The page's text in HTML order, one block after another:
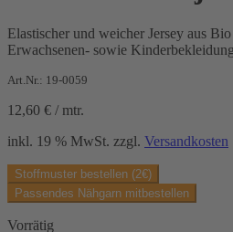
Elastischer und weicher Jersey aus
Erwachsenen- sowie
Art.Nr.: 19-0059
12,60 € / mtr.
inkl. 19 % MwSt. zzgl. Versandkosten
Stoffmuster bestellen (2€)
Passendes Nähgarn mitbestellen
Vorrätig